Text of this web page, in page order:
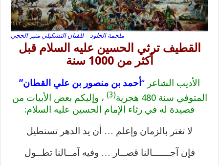
ملحمة الخلود – للفنان التشكيلي منير الحجي
القطيف ترثي الحسين عليه السلام قبل
أكثر من 1000 سنة
الأديب الشاعر “ أحمد بن منصور بن علي القطان”
المتوفي سنة 480 هجرية
(3)
، وإليكم بعض الأبيات من
قصيدة له في رثاء الإمام الحسين عليه السلام:
لا تغتر بالزمان وإعلم … أن يد الدهر تستطيل
فإن آجــــــالنا قصــار … وفيه آمــالنا تطــول